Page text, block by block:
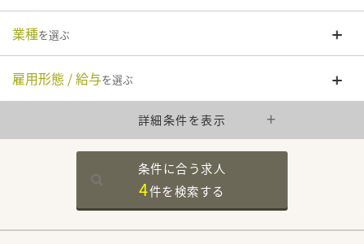
業種を選ぶ
雇用形態 / 給与を選ぶ
詳細条件を表示
条件に合う求人
4件を検索する